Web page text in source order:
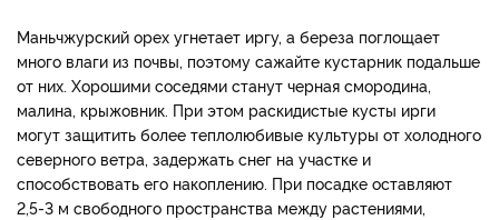
Маньчжурский орех угнетает иргу, а береза поглощает
много влаги из почвы, поэтому сажайте кустарник подальше
от них. Хорошими соседями станут черная смородина,
малина, крыжовник. При этом раскидистые кусты ирги
могут защитить более теплолюбивые культуры от холодного
северного ветра, задержать снег на участке и
способствовать его накоплению. При посадке оставляют
2,5-3 м свободного пространства между растениями,